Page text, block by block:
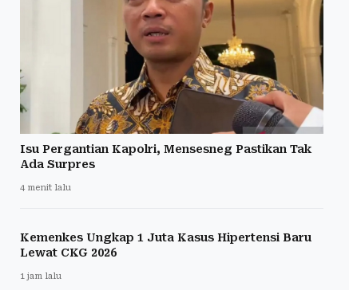
Isu Pergantian Kapolri, Mensesneg Pastikan Tak
Ada Surpres
4 menit lalu
Kemenkes Ungkap 1 Juta Kasus Hipertensi Baru
Lewat CKG 2026
1 jam lalu